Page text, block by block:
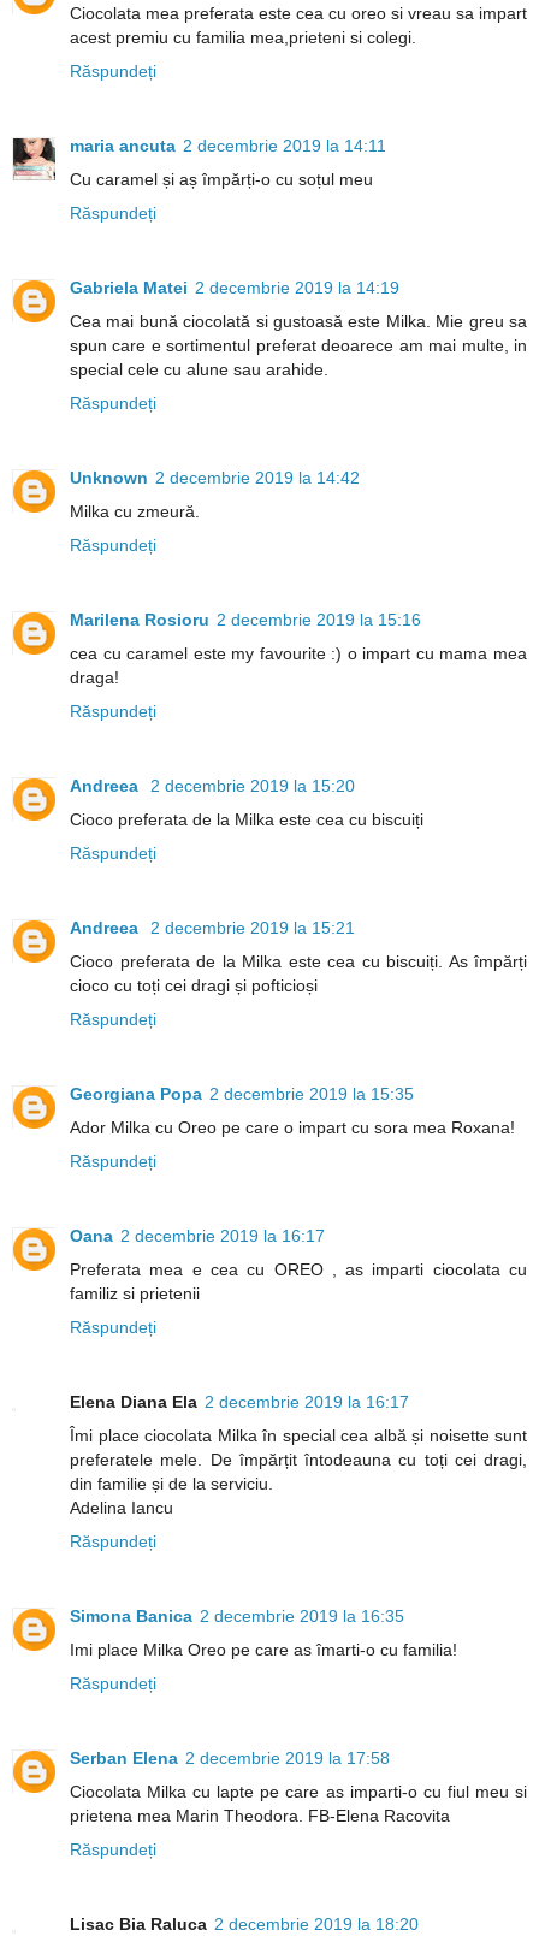
Ciocolata mea preferata este cea cu oreo si vreau sa impart
acest premiu cu familia mea,prieteni si colegi.
Răspundeți
maria ancuta 2 decembrie 2019 la 14:11
Cu caramel și aș împărți-o cu soțul meu
Răspundeți
Gabriela Matei 2 decembrie 2019 la 14:19
Cea mai bună ciocolată si gustoasă este Milka. Mie greu sa
spun care e sortimentul preferat deoarece am mai multe, in
special cele cu alune sau arahide.
Răspundeți
Unknown 2 decembrie 2019 la 14:42
Milka cu zmeură.
Răspundeți
Marilena Rosioru 2 decembrie 2019 la 15:16
cea cu caramel este my favourite :) o impart cu mama mea
draga!
Răspundeți
Andreea
2 decembrie 2019 la 15:20
Cioco preferata de la Milka este cea cu biscuiți
Răspundeți
Andreea
2 decembrie 2019 la 15:21
Cioco preferata de la Milka este cea cu biscuiți. As împărți
cioco cu toți cei dragi și pofticioși
Răspundeți
Georgiana Popa 2 decembrie 2019 la 15:35
Ador Milka cu Oreo pe care o impart cu sora mea Roxana!
Răspundeți
Oana 2 decembrie 2019 la 16:17
Preferata mea e cea cu OREO , as imparti ciocolata cu
familiz si prietenii
Răspundeți
Elena Diana Ela 2 decembrie 2019 la 16:17
Îmi place ciocolata Milka în special cea albă și noisette sunt
preferatele mele. De împărțit întodeauna cu toți cei dragi,
din familie și de la serviciu.
Adelina Iancu
Răspundeți
Simona Banica 2 decembrie 2019 la 16:35
Imi place Milka Oreo pe care as îmarti-o cu familia!
Răspundeți
Serban Elena 2 decembrie 2019 la 17:58
Ciocolata Milka cu lapte pe care as imparti-o cu fiul meu si
prietena mea Marin Theodora. FB-Elena Racovita
Răspundeți
Lisac Bia Raluca 2 decembrie 2019 la 18:20